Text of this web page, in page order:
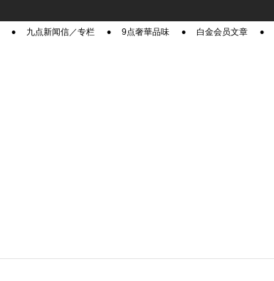
九点新闻信／专栏 9点奢華品味 白金会员文章